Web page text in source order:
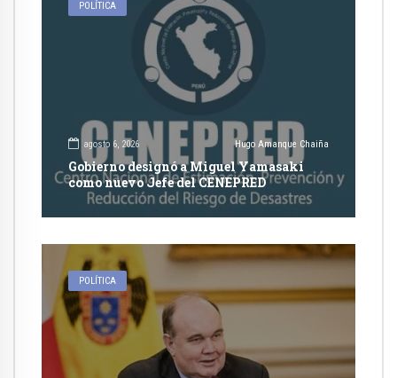
POLÍTICA
agosto 6, 2026 Hugo Amanque Chaiña
Gobierno designó a Miguel Yamasaki
como nuevo Jefe del CENEPRED
POLÍTICA